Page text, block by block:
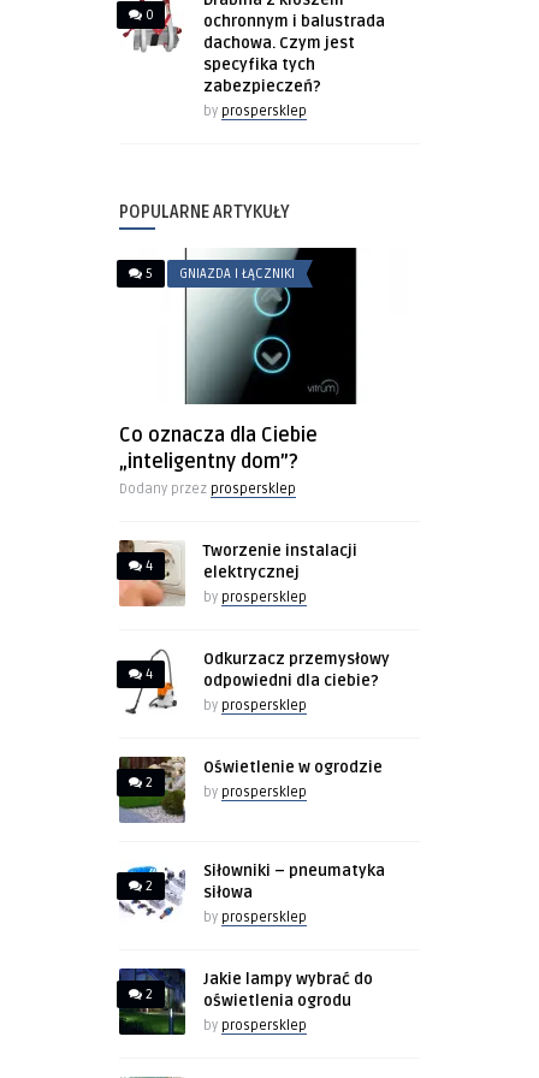
0
ochronnym i balustrada
dachowa. Czym jest
specyfika tych
zabezpieczeń?
by prospersklep
POPULARNE ARTYKUŁY
5 GNIAZDA I ŁĄCZNIKI
Co oznacza dla Ciebie
„inteligentny dom”?
Dodany przez prospersklep
4
Tworzenie instalacji
elektrycznej
by prospersklep
4
Odkurzacz przemysłowy
odpowiedni dla ciebie?
by prospersklep
2
Oświetlenie w ogrodzie
by prospersklep
2
Siłowniki – pneumatyka
siłowa
by prospersklep
2
Jakie lampy wybrać do
oświetlenia ogrodu
by prospersklep